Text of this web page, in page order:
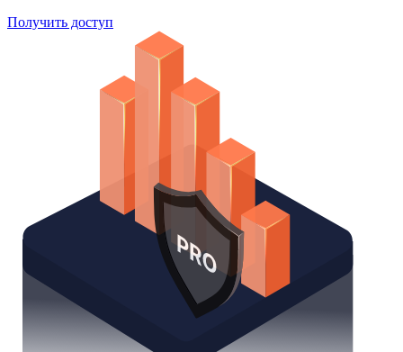
Получить доступ